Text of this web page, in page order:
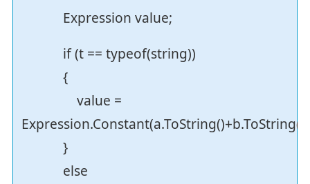
Expression value;
if (t == typeof(string))
{
value =
}
else